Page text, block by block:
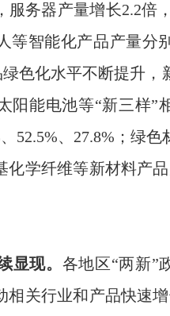
服务器产量增长2.2倍
等智能化产品产量分
色化水平不断提升，
阳能电池等“新三样”
、 52.5%、 27.8% ；绿
化学纤维等新材料产
现。 各地区“两新”
相关行业和产品快速